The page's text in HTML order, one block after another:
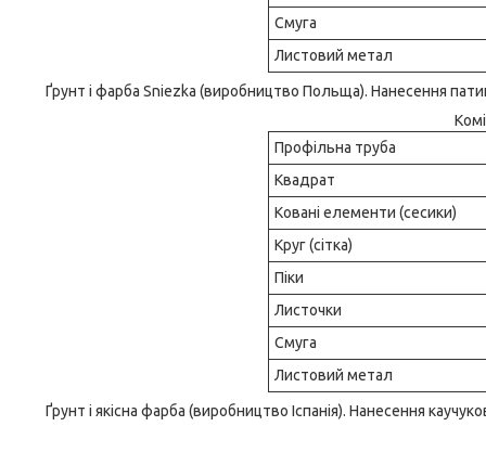
Смуга
Листовий метал
Ґрунт і фарба Sniezka (виробництво Польща). Нанесення
Профільна труба
Квадрат
Ковані елементи (сесики)
Круг (сітка)
Піки
Листочки
Смуга
Листовий метал
Ґрунт і якісна фарба (виробництво Іспанія). Нанесення